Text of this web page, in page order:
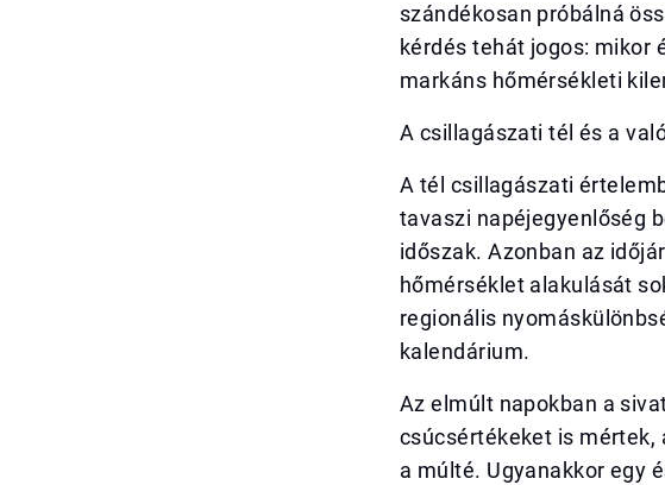
szándékosan próbálná
kérdés tehát jogos: mikor
markáns hőmérsékleti
A csillagászati tél és a
A tél csillagászati
tavaszi napéjegyenlőség
időszak. Azonban az
hőmérséklet alakulását
regionális
kalendárium.
Az elmúlt napokban a
csúcsértékeket is mértek,
a múlté. Ugyanakkor egy